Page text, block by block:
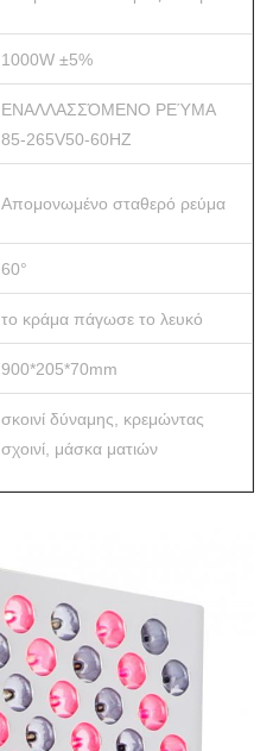
1000W ±5%
ΕΝΑΛΛΑΣΣΌΜΕΝΟ ΡΕΎΜΑ
85-265V50-60HZ
Απομονωμένο σταθερό ρεύμα
60°
το κράμα πάγωσε το λευκό
900*205*70mm
σκοινί δύναμης, κρεμώντας
σχοινί, μάσκα ματιών